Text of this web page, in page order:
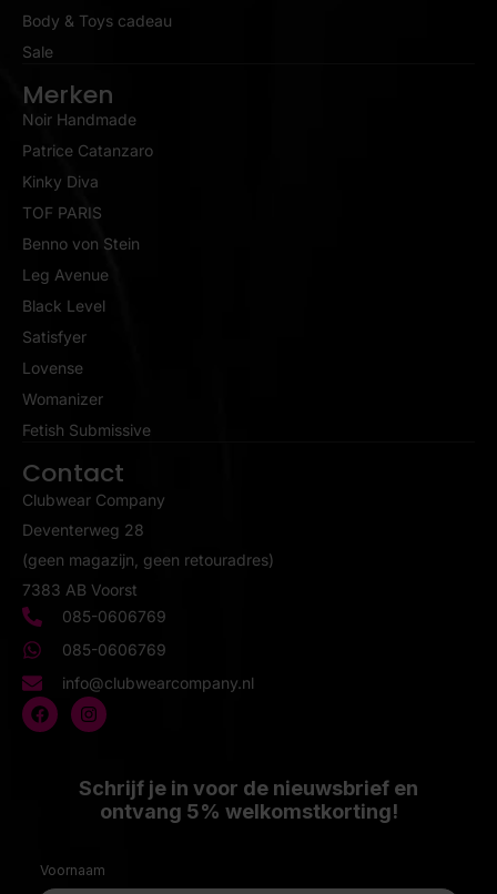
Body & Toys cadeau
Sale
Merken
Noir Handmade
Patrice Catanzaro
Kinky Diva
TOF PARIS
Benno von Stein
Leg Avenue
Black Level
Satisfyer
Lovense
Womanizer
Fetish Submissive
Contact
Clubwear Company
Deventerweg 28
(geen magazijn, geen retouradres)
7383 AB Voorst
085-0606769
085-0606769
info@clubwearcompany.nl